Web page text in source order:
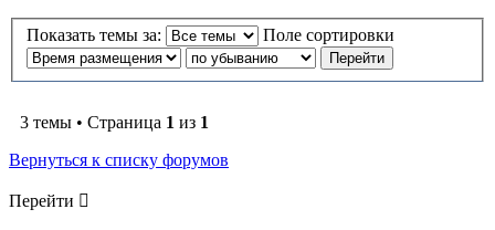
Показать темы за: Поле сортировки
3 темы • Страница 1 из 1
Вернуться к списку форумов
Перейти